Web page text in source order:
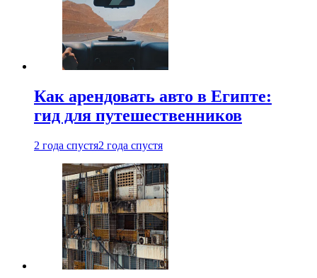
Как арендовать авто в Египте:
гид для путешественников
2 года спустя2 года спустя